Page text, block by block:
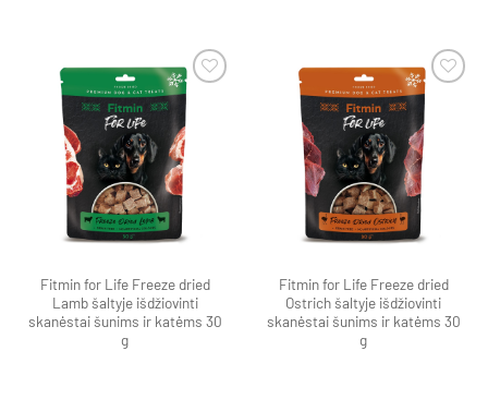
Pamėgti
produktą
Fitmin for Life Freeze dried
Lamb šaltyje išdžiovinti
skanėstai šunims ir katėms 30
g
Pamėgti
produktą
Fitmin for Life Freeze dried
Ostrich šaltyje išdžiovinti
skanėstai šunims ir katėms 30
g